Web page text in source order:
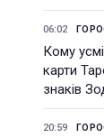
06:02
Кому
карти
знаків
20:59